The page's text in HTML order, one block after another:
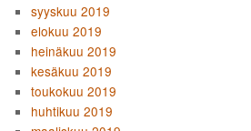
syyskuu 2019
elokuu 2019
heinäkuu 2019
kesäkuu 2019
toukokuu 2019
huhtikuu 2019